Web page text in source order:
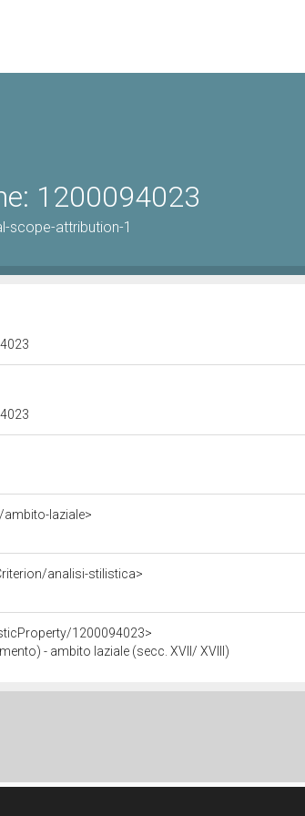
1200094023
scope-attribution-1
laziale>
analisi-stilistica>
1200094023>
- ambito laziale (secc. XVII/ XVIII)